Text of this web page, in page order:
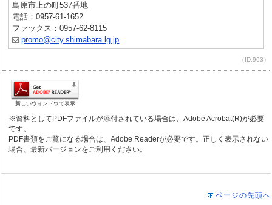
島原市上の町537番地
電話：0957-61-1652
ファックス：0957-62-8115
promo@city.shimabara.lg.jp
（ID:963）
新しいウィンドウで表示
※資料としてPDFファイルが添付されている場合は、Adobe Acrobat(R)が必要
です。
PDF書類をご覧になる場合は、Adobe Readerが必要です。正しく表示されない
場合、最新バージョンをご利用ください。
ページの先頭へ